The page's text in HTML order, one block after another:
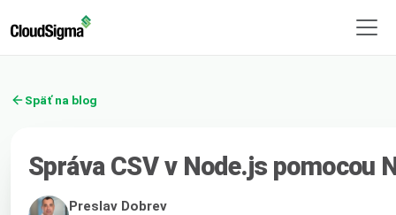
Späť na blog
Správa CSV v Node.js pomocou
Preslav Dobrev